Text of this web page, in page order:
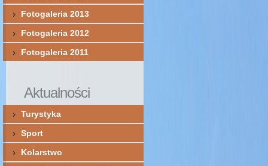
Fotogaleria 2013
Fotogaleria 2012
Fotogaleria 2011
Aktualności
Turystyka
Sport
Kolarstwo